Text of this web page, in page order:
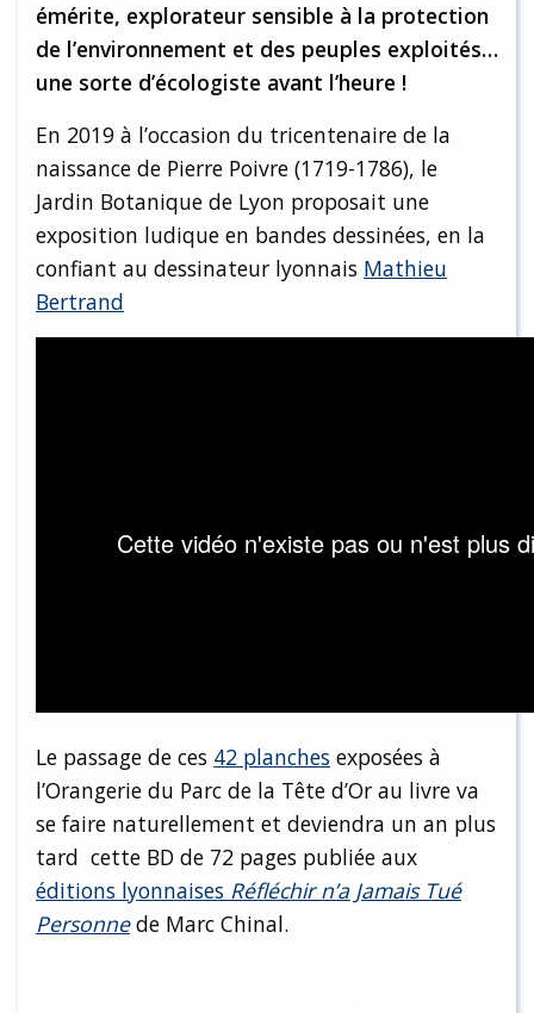
émérite, explorateur sensible à la protection
de l’environnement et des peuples exploités…
une sorte d’écologiste avant l’heure !
En 2019 à l’occasion du tricentenaire de la
naissance de Pierre Poivre (1719-1786), le
Jardin Botanique de Lyon proposait une
exposition ludique en bandes dessinées, en la
confiant au dessinateur lyonnais Mathieu
Bertrand
Le passage de ces 42 planches exposées à
l’Orangerie du Parc de la Tête d’Or au livre va
se faire naturellement et deviendra un an plus
tard cette BD de 72 pages publiée aux
éditions lyonnaises Réfléchir n’a Jamais Tué
Personnede Marc Chinal.